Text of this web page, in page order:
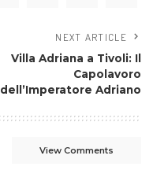
NEXT ARTICLE
Villa Adriana a Tivoli: Il
Capolavoro
dell’Imperatore Adriano
View Comments